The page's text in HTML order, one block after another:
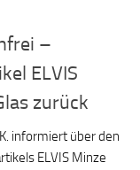
–
ELVIS
zurück
informiert über den
ELVIS Minze